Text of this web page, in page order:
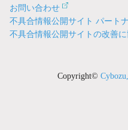
お問い合わせ
不具合情報公開サイト パート
不具合情報公開サイトの改善に
Copyright©